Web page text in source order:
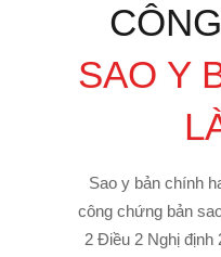
SAO Y
Sao y bản chính
công chứng bản
2 Điều 2 Nghị